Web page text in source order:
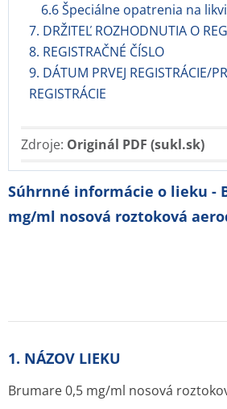
6.6 Špeciálne opatrenia na
7. DRŽITEĽ ROZHODNUTIA O
8. REGISTRAČNÉ ČÍSLO
9. DÁTUM PRVEJ REGISTRÁCIE/
REGISTRÁCIE
Zdroje: Originál PDF (sukl.sk)
Súhrnné informácie o lieku -
mg/ml nosová roztoková
1. NÁZOV LIEKU
Brumare 0,5 mg/ml nosová